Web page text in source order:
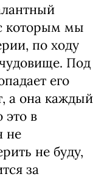
которым мы
по ходу
Под
его
а она каждый
это в
не
не буду,
за